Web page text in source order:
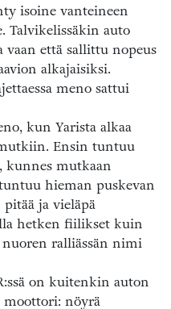
isoine vanteineen
Talvikelissäkin auto
että sallittu nopeus
alkajaisiksi.
meno sattui
kun Yarista alkaa
Ensin tuntuu
kunnes mutkaan
hieman puskevan
ja vieläpä
hetken fiilikset kuin
ralliässän nimi
on kuitenkin auton
moottori: nöyrä